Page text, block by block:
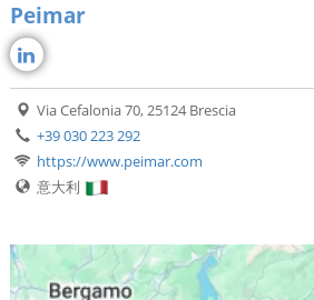
Peimar
Via Cefalonia 70, 25124 Brescia
+39 030 223 292
https://www.peimar.com
意大利